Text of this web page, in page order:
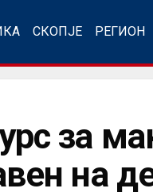
СКОПЈЕ РЕГИОН
за
на